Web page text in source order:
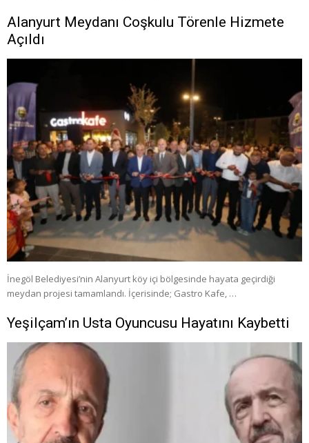
Alanyurt Meydanı Coşkulu Törenle Hizmete
Açıldı
İnegöl Belediyesi’nin Alanyurt köy içi bölgesinde hayata geçirdiği
meydan projesi tamamlandı. İçerisinde; Gastro Kafe, …
Yeşilçam’ın Usta Oyuncusu Hayatını Kaybetti